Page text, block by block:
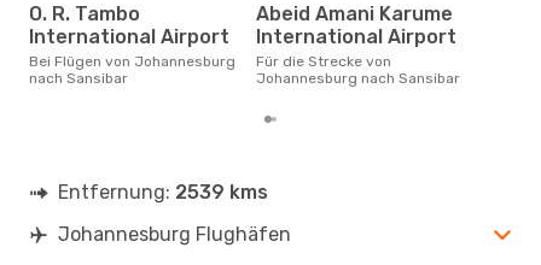
O. R. Tambo
International Airport
Bei Flügen von Johannesburg
nach Sansibar
Abeid Amani Karume
International Airport
Für die Strecke von
Johannesburg nach Sansibar
Entfernung: 2539 kms
Johannesburg Flughäfen